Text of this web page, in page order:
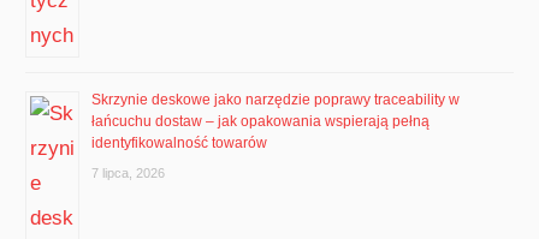
Skrzynie deskowe jako narzędzie poprawy traceability w
łańcuchu dostaw – jak opakowania wspierają pełną
identyfikowalność towarów
7 lipca, 2026